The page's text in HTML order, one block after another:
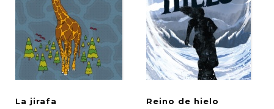
La jirafa Reino de hielo